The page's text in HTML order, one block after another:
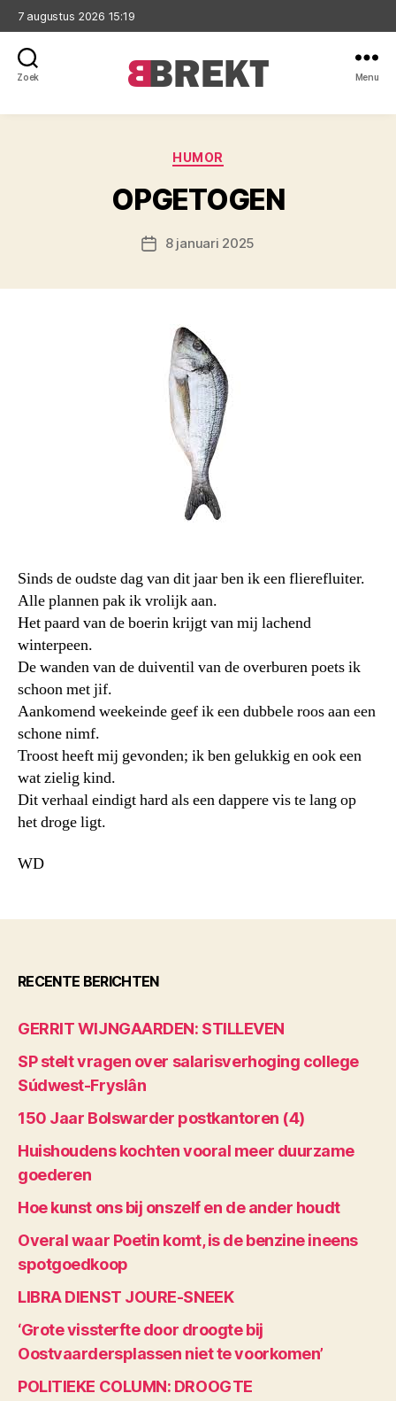
7 augustus 2026 15:19
Zoek Menu
Categorieën
HUMOR
OPGETOGEN
Berichtdatum
8 januari 2025
Sinds de oudste dag van dit jaar ben ik een flierefluiter.
Alle plannen pak ik vrolijk aan.
Het paard van de boerin krijgt van mij lachend
winterpeen.
De wanden van de duiventil van de overburen poets ik
schoon met jif.
Aankomend weekeinde geef ik een dubbele roos aan een
schone nimf.
Troost heeft mij gevonden; ik ben gelukkig en ook een
wat zielig kind.
Dit verhaal eindigt hard als een dappere vis te lang op
het droge ligt.
WD
RECENTE BERICHTEN
GERRIT WIJNGAARDEN: STILLEVEN
SP stelt vragen over salarisverhoging college
Súdwest-Fryslân
150 Jaar Bolswarder postkantoren (4)
Huishoudens kochten vooral meer duurzame
goederen
Hoe kunst ons bij onszelf en de ander houdt
Overal waar Poetin komt, is de benzine ineens
spotgoedkoop
LIBRA DIENST JOURE-SNEEK
‘Grote vissterfte door droogte bij
Oostvaardersplassen niet te voorkomen’
POLITIEKE COLUMN: DROOGTE